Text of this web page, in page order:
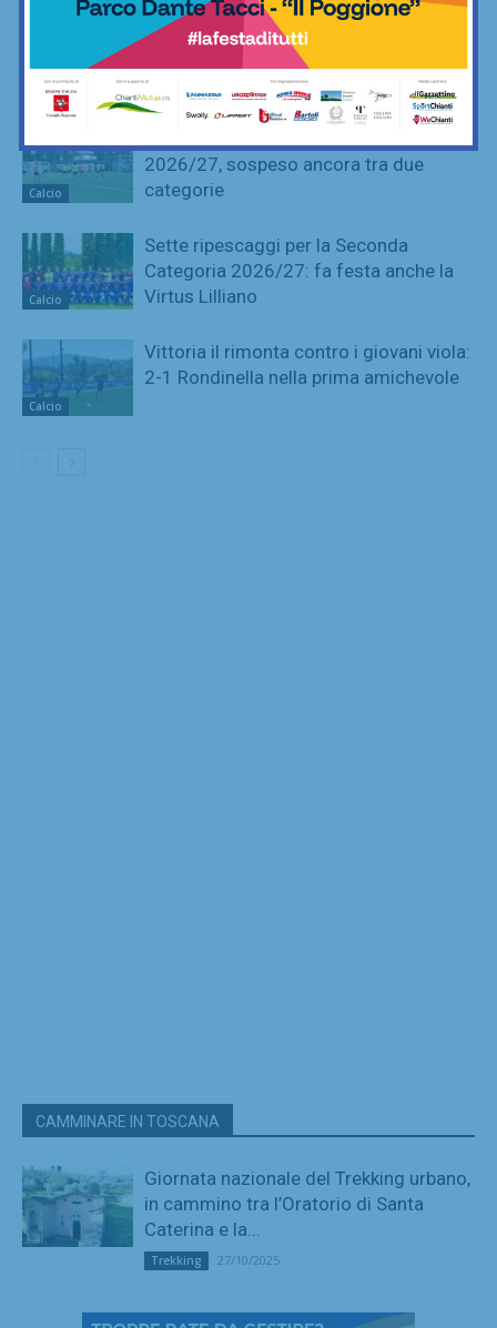
Calcio
La Virtus Lilliano e il ripescaggio in
Seconda: “Una gioia immensa. Pronti
ad affrontare la nuova avventura”
Calcio
2026/27, sospeso ancora tra due
categorie
Calcio
Sette ripescaggi per la Seconda
Categoria 2026/27: fa festa anche la
Virtus Lilliano
Calcio
Vittoria il rimonta contro i giovani viola:
2-1 Rondinella nella prima amichevole
CAMMINARE IN TOSCANA
Giornata nazionale del Trekking urbano,
in cammino tra l’Oratorio di Santa
Caterina e la...
Trekking 27/10/2025